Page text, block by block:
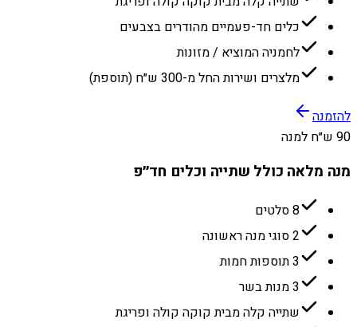
כלים חד-פעמיים מהודרים בצבעים
לחמניה המוציא / מזונות
מלצרים ושירות החל מ-300 ש״ח (תוספת)
להזמנה
90 ש״ח למנה
מנה מלאה כולל שתייה וכלים חד״פ
8 סלטים
2 סוגי מנה ראשונה
3 תוספות חמות
3 מנות בשר
שתייה קלה מבית קוקה קולה ופריגת